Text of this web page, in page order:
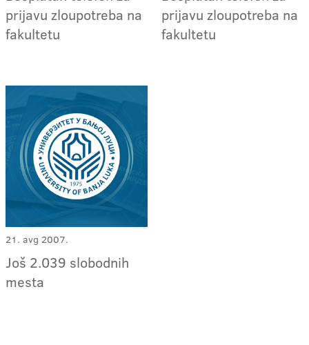
prijavu zloupotreba na
fakultetu
prijavu zloupotreba na
fakultetu
21. avg 2007.
Još 2.039 slobodnih
mesta